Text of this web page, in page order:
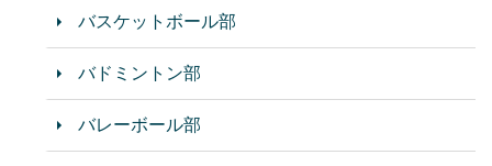
バスケットボール部
バドミントン部
バレーボール部